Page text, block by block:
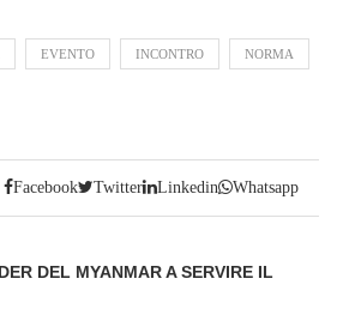
EVENTO INCONTRO NORMA
Facebook Twitter Linkedin Whatsapp
DEL MYANMAR A SERVIRE IL